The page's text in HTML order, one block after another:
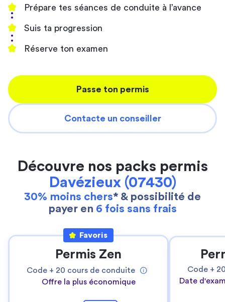
Prépare tes séances de conduite à l’avance
Suis ta progression
Réserve ton examen
Passe ton permis
Contacte un conseiller
Découvre nos packs permis
Davézieux (07430)
30% moins chers* & possibilité de
payer en 6 fois sans frais
Favoris
Permis Zen
Code + 20 cours de conduite
Offre la plus économique
Code +
Date